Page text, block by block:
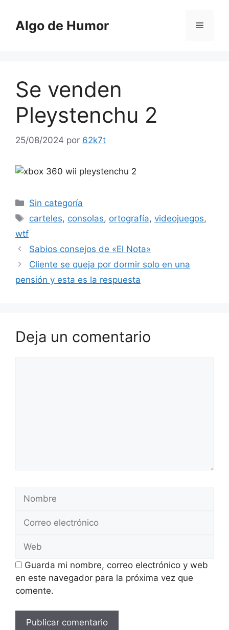
contenido
Algo de Humor Menú
Se venden
Pleystenchu 2
25/08/2024 por 62k7t
Categorías
Sin categoría
Etiquetas
carteles, consolas, ortografía,videojuegos,
wtf
Sabios consejos de «El Nota»
Cliente se queja por dormir solo en una
pensión y esta es la respuesta
Deja un comentario
Nombre
Correo
Web
Guarda mi nombre, correo electrónico y web
en este navegador para la próxima vez que
comente.